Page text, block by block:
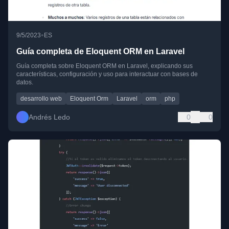
9/5/2023• ES
Guía completa de Eloquent ORM en Laravel
Guía completa sobre Eloquent ORM en Laravel, explicando sus
características, configuración y uso para interactuar con bases de
datos.
desarrollo web Eloquent Orm Laravel orm php
Andrés Ledo 0 0